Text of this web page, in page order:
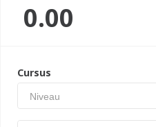
0.00
Cursus
Niveau